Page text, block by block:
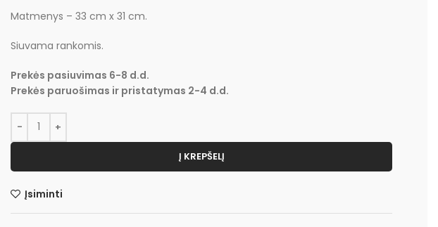
Matmenys – 33 cm x 31 cm.
Siuvama rankomis.
Prekės pasiuvimas 6-8 d.d.
Prekės paruošimas ir pristatymas 2-4 d.d.
Į KREPŠELĮ
Įsiminti